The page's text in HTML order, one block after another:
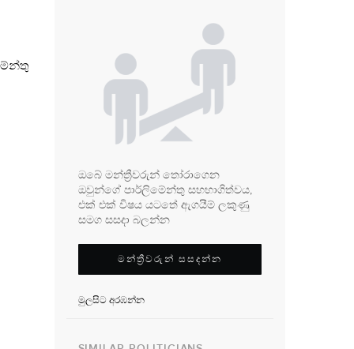
ඔබේ මන්ත්‍රීවරුන් තෝරාගෙන
ඔවුන්ගේ පාර්ලිමේන්තු සහභාගිත්වය,
එක් එක් විෂය යටතේ ඇගයීම් ලකුණු
සමග සසදා බලන්න
මන්ත්‍රීවරුන් සසදන්න
මුලසිට අරඹන්න